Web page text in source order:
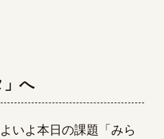
」へ
いよ本日の課題「みら